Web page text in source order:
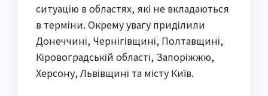
ситуацію в областях, які не вкладаються
в терміни. Окрему увагу приділили
Донеччині, Чернігівщині, Полтавщині,
Кіровоградській області, Запоріжжю,
Херсону, Львівщині та місту Київ.